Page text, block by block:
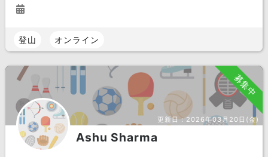
登山 オンライン
募集中
更新日：2026年03月20日(金)
Ashu Sharma